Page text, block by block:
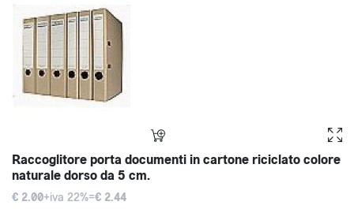
Raccoglitore porta documenti in cartone riciclato colore
naturale dorso da 5 cm.
€ 2.00+iva 22%=€ 2.44